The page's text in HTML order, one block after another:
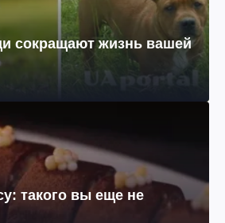
сокращают жизнь вашей
такого вы еще не